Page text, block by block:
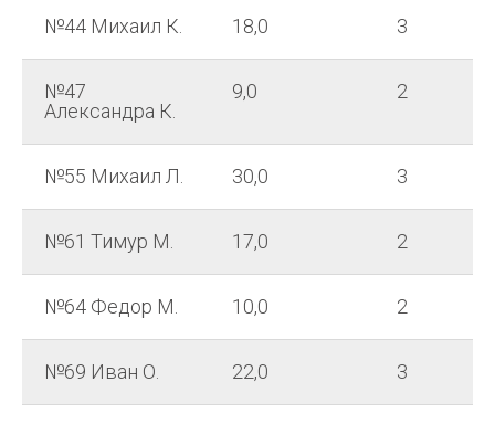
№44 Михаил К. 18,0 3
№47
Александра К.
9,0 2
№55 Михаил Л. 30,0 3
№61 Тимур М. 17,0 2
№64 Федор М. 10,0 2
№69 Иван О. 22,0 3